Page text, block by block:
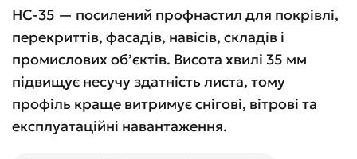
НС-35 — посилений профнастил для покрівлі,
перекриттів, фасадів, навісів, складів і
промислових об’єктів. Висота хвилі 35 мм
підвищує несучу здатність листа, тому
профіль краще витримує снігові, вітрові та
експлуатаційні навантаження.